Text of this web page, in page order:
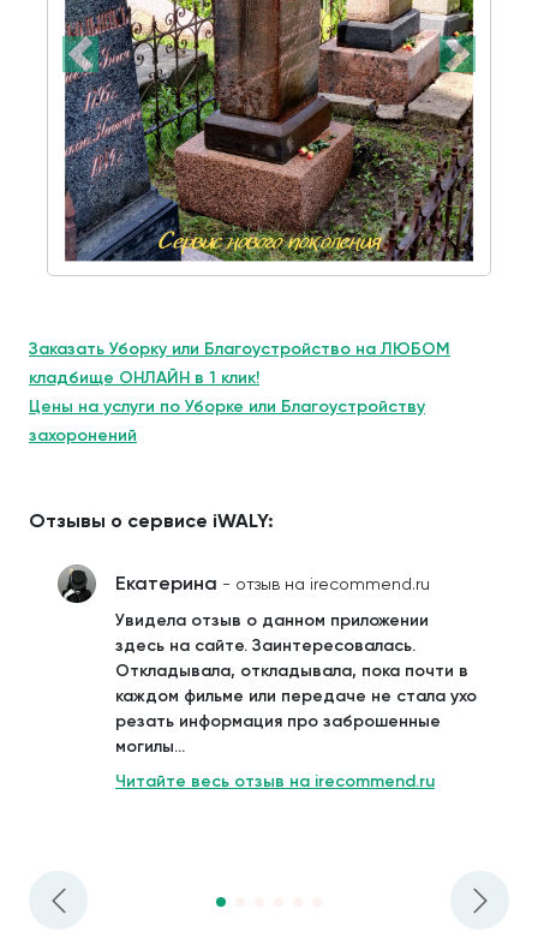
Заказать Уборку или Благоустройство на ЛЮБОМ
кладбище ОНЛАЙН в 1 клик!
Цены на услуги по Уборке или Благоустройству
захоронений
Отзывы о сервисе iWALY:
Екатерина - отзыв на irecommend.ru
Увидела отзыв о данном приложении
здесь на сайте. Заинтересовалась.
Откладывала, откладывала, пока почти в
каждом фильме или передаче не стала ухо
резать информация про заброшенные
могилы...
Читайте весь отзыв на irecommend.ru